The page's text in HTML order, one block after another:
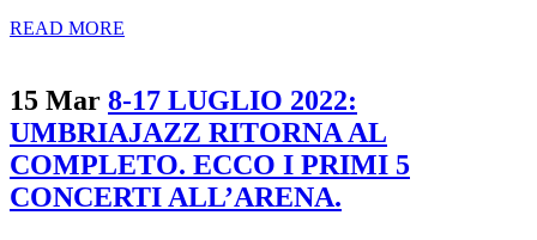
READ MORE
15 Mar 8-17 LUGLIO 2022:
UMBRIAJAZZ RITORNA AL
COMPLETO. ECCO I PRIMI 5
CONCERTI ALL’ARENA.